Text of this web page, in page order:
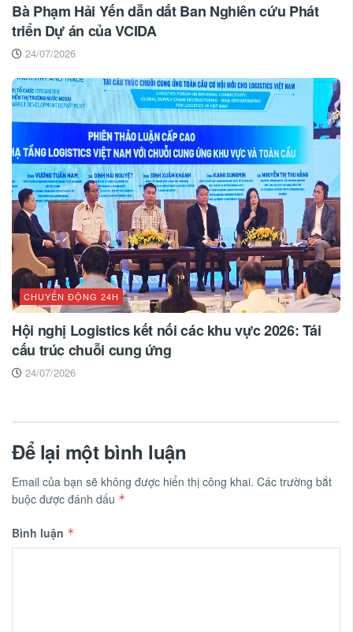
Bà Phạm Hải Yến dẫn dắt Ban Nghiên cứu Phát
triển Dự án của VCIDA
24/07/2026
CHUYỂN ĐỘNG 24H
Hội nghị Logistics kết nối các khu vực 2026: Tái
cấu trúc chuỗi cung ứng
24/07/2026
Để lại một bình luận
Email của bạn sẽ không được hiển thị công khai. Các trường bắt
buộc được đánh dấu *
Bình luận *